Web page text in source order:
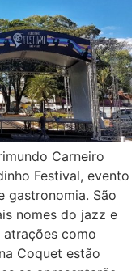
Carneiro
Festival, evento
gastronomia. São
nomes do jazz e
como
Coquet estão